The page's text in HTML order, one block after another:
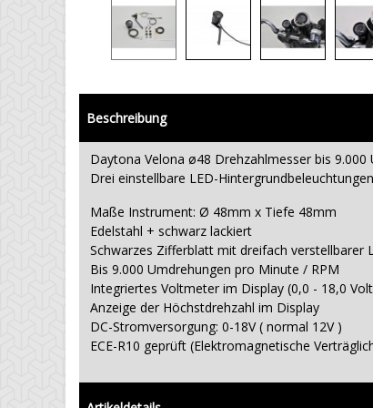
Beschreibung
Daytona Velona ø48 Drehzahlmesser bis
Drei einstellbare LED-
Maße Instrument: Ø 48mm x Tiefe 48mm
Edelstahl + schwarz lackiert
Schwarzes Zifferblatt mit dreifach verstellbarer
Bis 9.000 Umdrehungen pro Minute / RPM
Integriertes Voltmeter im Display (0,0 - 18,0
Anzeige der Höchstdrehzahl im Display
DC-Stromversorgung: 0-18V ( normal 12V )
ECE-R10 geprüft (Elektromagnetische